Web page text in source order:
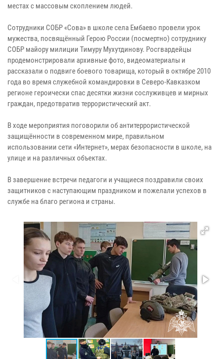
местах с массовым скоплением людей.
Сотрудники СОБР «Сова» в школе села Ембаево провели урок
мужества, посвящённый Герою России (посмертно) сотруднику
СОБР майору милиции Тимуру Мухутдинову. Росгвардейцы
продемонстрировали архивные фото, видеоматериалы и
рассказали о подвиге боевого товарища, который в октябре 2010
года во время служебной командировки в Северо-Кавказком
регионе героически спас десятки жизни сослуживцев и мирных
граждан, предотвратив террористический акт.
В ходе мероприятия поговорили об антитеррористической
защищённости в современном мире, правильном
использовании сети «Интернет», мерах безопасности в школе, на
улице и на различных объектах.
В завершение встречи педагоги и учащиеся поздравили своих
защитников с наступающим праздником и пожелали успехов в
службе на благо региона и страны.